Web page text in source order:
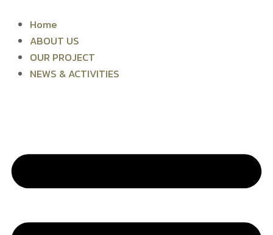
content
Home
ABOUT US
OUR PROJECT
NEWS & ACTIVITIES